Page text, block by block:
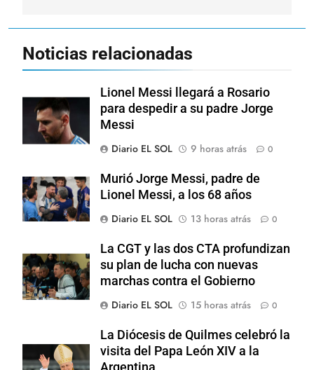
Noticias relacionadas
Lionel Messi llegará a Rosario
para despedir a su padre Jorge
Messi
Diario EL SOL
9 horas atrás 0
Murió Jorge Messi, padre de
Lionel Messi, a los 68 años
Diario EL SOL
13 horas atrás 0
La CGT y las dos CTA profundizan
su plan de lucha con nuevas
marchas contra el Gobierno
Diario EL SOL
15 horas atrás 0
La Diócesis de Quilmes celebró la
visita del Papa León XIV a la
Argentina